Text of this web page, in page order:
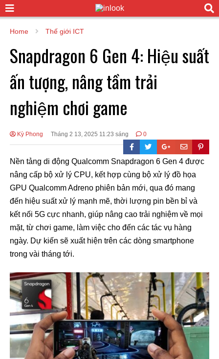
Home Thế giới ICT
Snapdragon 6 Gen 4: Hiệu suất
ấn tượng, nâng tầm trải
nghiệm chơi game
Kỳ Phong Tháng 2 13, 2025 11:23 sáng 0
Nền tảng di động Qualcomm Snapdragon 6 Gen 4 được
nâng cấp bộ xử lý CPU, kết hợp cùng bộ xử lý đồ họa
GPU Qualcomm Adreno phiên bản mới, qua đó mang
đến hiệu suất xử lý mạnh mẽ, thời lượng pin bền bỉ và
kết nối 5G cực nhanh, giúp nâng cao trải nghiệm về mọi
mặt, từ chơi game, làm việc cho đến các tác vụ hàng
ngày. Dự kiến sẽ xuất hiện trên các dòng smartphone
trong vài tháng tới.